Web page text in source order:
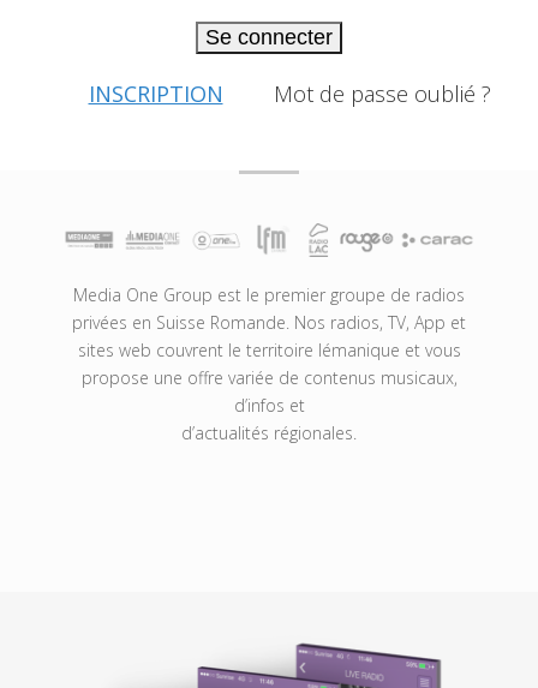
Se connecter
INSCRIPTION Mot de passe oublié ?
Media One Group est le premier groupe de radios
privées en Suisse Romande. Nos radios, TV, App et
sites web couvrent le territoire lémanique et vous
propose une offre variée de contenus musicaux,
d’infos et
d’actualités régionales.